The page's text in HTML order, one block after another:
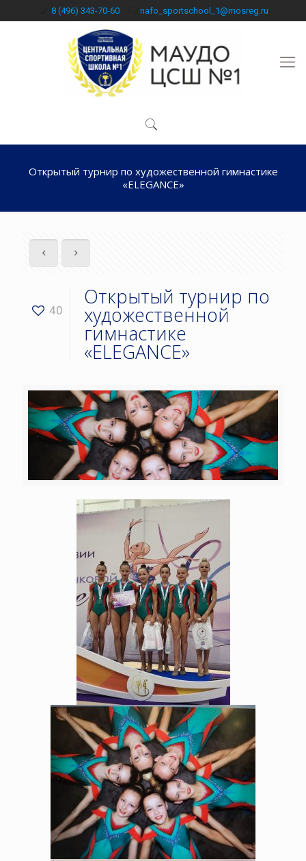
8 (496) 343-70-60 nafo_sportschool_1@mosreg.ru
Открытый турнир по художественной гимнастике
«ELEGANCE»
40
Открытый турнир по
художественной
гимнастике
«ELEGANCE»